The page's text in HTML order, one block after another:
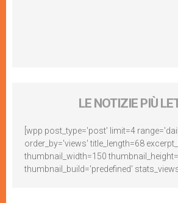
LE NOTIZIE PIÙ
[wpp post_type='post' limit=4
order_by='views' title_length=68
thumbnail_width=150
thumbnail_build='predefined'